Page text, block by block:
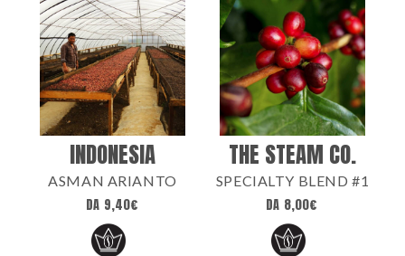
INDONESIA
ASMAN ARIANTO
DA 9,40€
THE STEAM CO.
SPECIALTY BLEND #1
DA 8,00€